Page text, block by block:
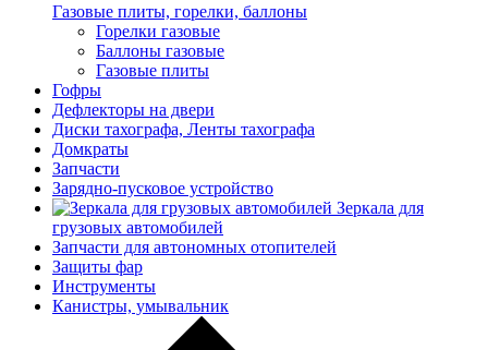
Газовые плиты, горелки, баллоны
Горелки газовые
Баллоны газовые
Газовые плиты
Гофры
Дефлекторы на двери
Диски тахографа, Ленты тахографа
Домкраты
Запчасти
Зарядно-пусковое устройство
Зеркала для
грузовых автомобилей
Запчасти для автономных отопителей
Защиты фар
Инструменты
Канистры, умывальник